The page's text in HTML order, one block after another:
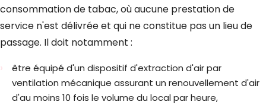
consommation de tabac, où aucune prestation de
service n'est délivrée et qui ne constitue pas un lieu de
passage. Il doit notamment :
être équipé d'un dispositif d'extraction d'air par
ventilation mécanique assurant un renouvellement d'air
d'au moins 10 fois le volume du local par heure,